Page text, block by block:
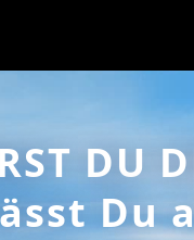
DU
Du